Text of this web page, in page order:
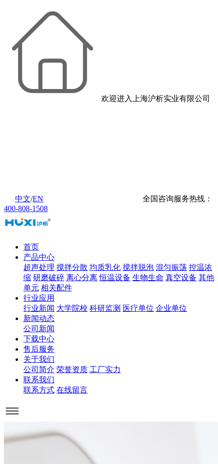
欢迎进入上海沪析实业有限公司
中文/EN
全国咨询服务热线：
400-808-1508
首页
产品中心
超声处理 搅拌分散 均质乳化 搅拌脱泡 混匀振荡 控温浓
缩 研磨破碎 离心分离 恒温设备 生物生命 真空设备 其他
单元 相关配件
行业应用
行业新闻 大学院校 科研监测 医疗单位 企业单位
新闻动态
公司新闻
下载中心
售后服务
关于我们
公司简介 荣誉资质 工厂实力
联系我们
联系方式 在线留言